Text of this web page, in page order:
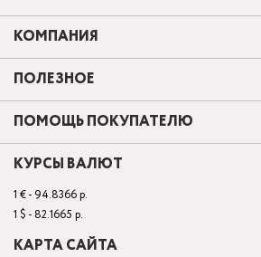
КОМПАНИЯ
ПОЛЕЗНОЕ
ПОМОЩЬ ПОКУПАТЕЛЮ
КУРСЫ ВАЛЮТ
1 € - 94.8366 р.
1 $ - 82.1665 р.
КАРТА САЙТА